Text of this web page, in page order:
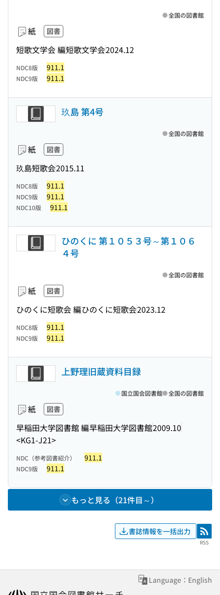
紙 図書
短歌文学会 編短歌文学会2024.12
全国の図書館
NDC8版 911.1
NDC9版 911.1
玖島 第4号
紙 図書
玖島短歌会2015.11
全国の図書館
NDC8版 911.1
NDC9版 911.1
NDC10版 911.1
ひのくに 第１０５３号～第１０６
４号
紙 図書
ひのくに短歌会 編ひのくに短歌会2023.12
全国の図書館
NDC8版 911.1
NDC9版 911.1
上野理旧蔵資料目録
紙 図書
早稲田大学図書館 編早稲田大学図書館2009.10
<KG1-J21>
国立国会図書館 全国の図書館
NDC（参考図書紹介） 911.1
NDC9版 911.1
もっと見る（21件目～）
書誌情報を一括出力 RSS
RSS
Language：English